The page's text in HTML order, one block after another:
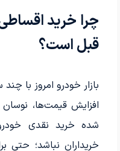
چرا خرید
قبل است؟
بازار خودرو امروز با
افزایش قیمت‌ها،
شده خرید نقدی
خریداران نباشد؛ حتی